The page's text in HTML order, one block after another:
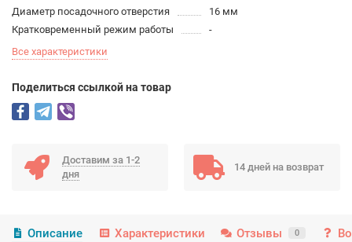
Диаметр посадочного отверстия
16 мм
Кратковременный режим работы
-
Все характеристики
Поделиться ссылкой на товар
Доставим за 1-2
дня
14 дней на возврат
Описание Характеристики Отзывы 0